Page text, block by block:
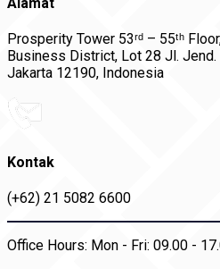
Prosperity Tower 53ʳᵈ – 55ᵗʰ
Business District, Lot 28 Jl. Jend.
Jakarta 12190, Indonesia
Kontak
(+62) 21 5082 6600
Office Hours: Mon - Fri: 09.00 -